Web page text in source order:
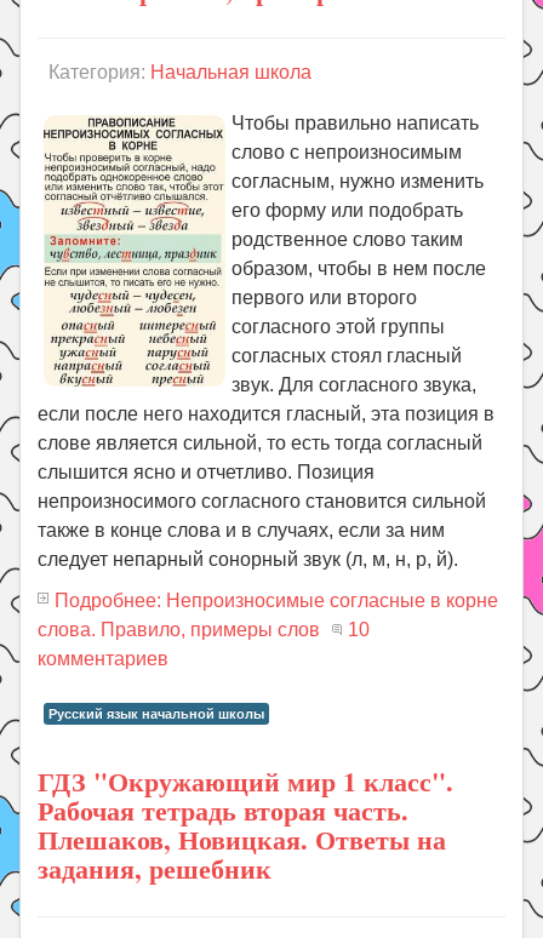
Категория: Начальная школа
Чтобы правильно написать
слово с непроизносимым
согласным, нужно изменить
его форму или подобрать
родственное слово таким
образом, чтобы в нем после
первого или второго
согласного этой группы
согласных стоял гласный
звук. Для согласного звука,
если после него находится гласный, эта позиция в
слове является сильной, то есть тогда согласный
слышится ясно и отчетливо. Позиция
непроизносимого согласного становится сильной
также в конце слова и в случаях, если за ним
следует непарный сонорный звук (л, м, н, р, й).
Подробнее: Непроизносимые согласные в корне
слова. Правило, примеры слов
10
комментариев
Русский язык начальной школы
ГДЗ "Окружающий мир 1 класс".
Рабочая тетрадь вторая часть.
Плешаков, Новицкая. Ответы на
задания, решебник